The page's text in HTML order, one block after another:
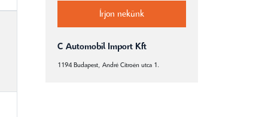
Írjon nekünk
C Automobil Import Kft
1194 Budapest, André Citroën utca 1.